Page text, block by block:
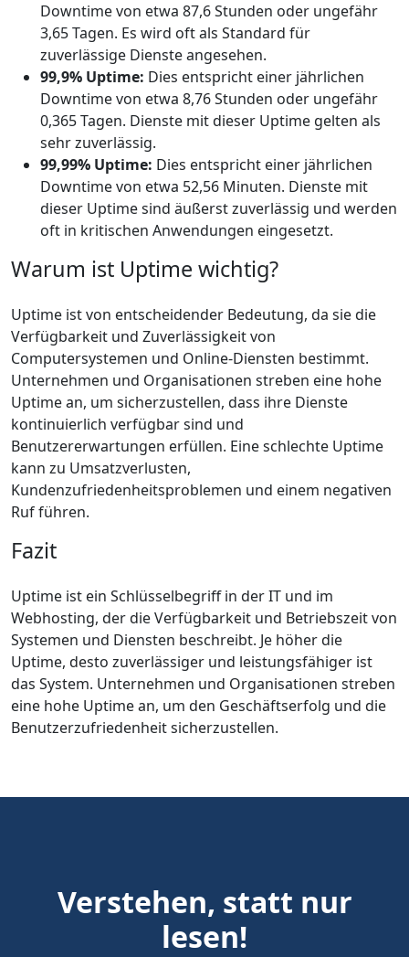
Downtime von etwa 87,6 Stunden oder ungefähr
3,65 Tagen. Es wird oft als Standard für
zuverlässige Dienste angesehen.
99,9% Uptime: Dies entspricht einer jährlichen
Downtime von etwa 8,76 Stunden oder ungefähr
0,365 Tagen. Dienste mit dieser Uptime gelten als
sehr zuverlässig.
99,99% Uptime: Dies entspricht einer jährlichen
Downtime von etwa 52,56 Minuten. Dienste mit
dieser Uptime sind äußerst zuverlässig und werden
oft in kritischen Anwendungen eingesetzt.
Warum ist Uptime wichtig?
Uptime ist von entscheidender Bedeutung, da sie die
Verfügbarkeit und Zuverlässigkeit von
Computersystemen und Online-Diensten bestimmt.
Unternehmen und Organisationen streben eine hohe
Uptime an, um sicherzustellen, dass ihre Dienste
kontinuierlich verfügbar sind und
Benutzererwartungen erfüllen. Eine schlechte Uptime
kann zu Umsatzverlusten,
Kundenzufriedenheitsproblemen und einem negativen
Ruf führen.
Fazit
Uptime ist ein Schlüsselbegriff in der IT und im
Webhosting, der die Verfügbarkeit und Betriebszeit von
Systemen und Diensten beschreibt. Je höher die
Uptime, desto zuverlässiger und leistungsfähiger ist
das System. Unternehmen und Organisationen streben
eine hohe Uptime an, um den Geschäftserfolg und die
Benutzerzufriedenheit sicherzustellen.
Verstehen, statt nur
lesen!